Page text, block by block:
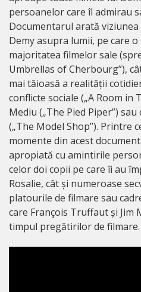
persoanelor care îl admirau
Documentarul arată
Demy asupra lumii, pe care
majoritatea filmelor sale
Umbrellas of Cherbourg”),
mai tăioasă a realității
conflicte sociale („A Room in
Mediu („The Pied Piper”)
(„The Model Shop”). Printre
momente din acest
apropiată cu amintirile
celor doi copii pe care îi au
Rosalie, cât și numeroase
platourile de filmare sau
care François Truffaut și Jim
timpul pregătirilor de filmare.